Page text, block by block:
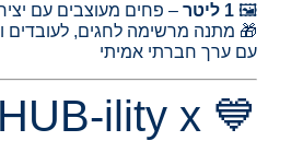
🖼️1 ליטר
– פחים מעוצבים עם
🎁 מתנה מרשימה לחגים, לעובדים
עם ערך חברתי אמיתי